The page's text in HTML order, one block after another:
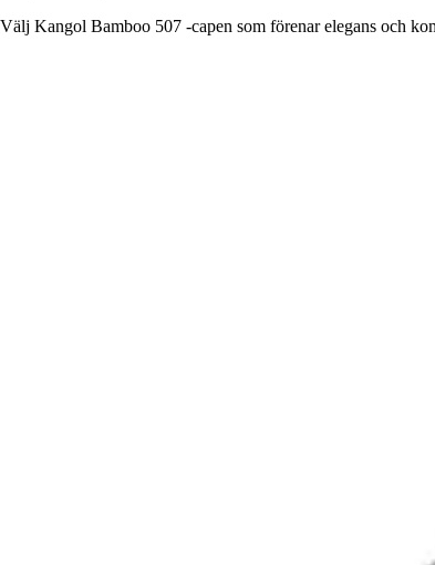
Välj Kangol Bamboo 507 -capen som förenar elegans och